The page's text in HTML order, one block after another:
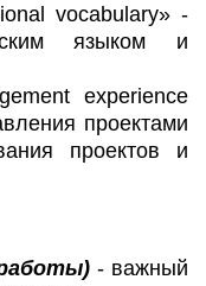
vocabulary» -
языком и
experience
проектами
проектов и
- важный